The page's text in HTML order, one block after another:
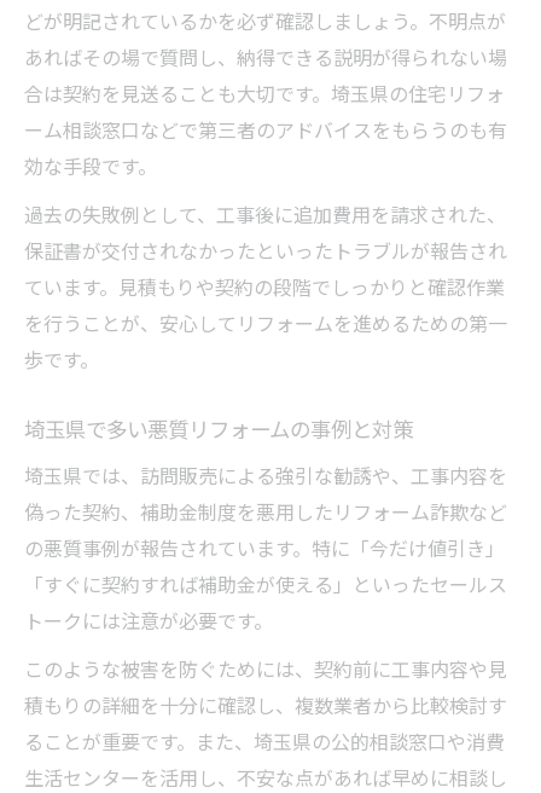
どが明記されているかを必ず確認しましょう。不明点が
あればその場で質問し、納得できる説明が得られない場
合は契約を見送ることも大切です。埼玉県の住宅リフォ
ーム相談窓口などで第三者のアドバイスをもらうのも有
効な手段です。
過去の失敗例として、工事後に追加費用を請求された、
保証書が交付されなかったといったトラブルが報告され
ています。見積もりや契約の段階でしっかりと確認作業
を行うことが、安心してリフォームを進めるための第一
歩です。
埼玉県で多い悪質リフォームの事例と対策
埼玉県では、訪問販売による強引な勧誘や、工事内容を
偽った契約、補助金制度を悪用したリフォーム詐欺など
の悪質事例が報告されています。特に「今だけ値引き」
「すぐに契約すれば補助金が使える」といったセールス
トークには注意が必要です。
このような被害を防ぐためには、契約前に工事内容や見
積もりの詳細を十分に確認し、複数業者から比較検討す
ることが重要です。また、埼玉県の公的相談窓口や消費
生活センターを活用し、不安な点があれば早めに相談し